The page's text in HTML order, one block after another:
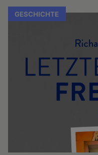
GESCHICHTE